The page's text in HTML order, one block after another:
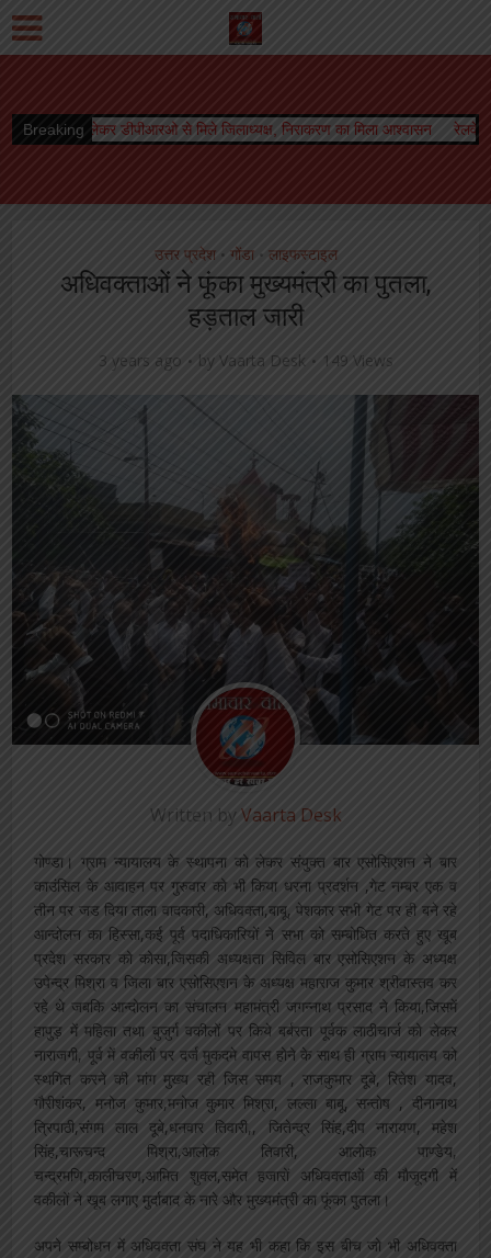
Breaking
से मिले जिलाध्यक्ष, निराकरण का मिला आश्वासन रेलवे बोर्ड अध्यक्ष को मिला
उत्तर प्रदेश • गोंडा • लाइफस्टाइल
अधिवक्ताओं ने फूंका मुख्यमंत्री का पुतला,
हड़ताल जारी
3 years ago by Vaarta Desk 149 Views
Written byVaarta Desk
गोण्डा। ग्राम न्यायालय के स्थापना को लेकर संयुक्त बार एसोसिएशन ने बार
काउंसिल के आवाहन पर गुरुवार को भी किया धरना प्रदर्शन ,गेट नम्बर एक व
तीन पर जड दिया ताला वादकारी, अधिवक्ता,बाबू, पेशकार सभी गेट पर ही बने रहे
आन्दोलन का हिस्सा,कई पूर्व पदाधिकारियों ने सभा को सम्बोधित करते हुए खूब
प्रदेश सरकार को कोसा,जिसकी अध्यक्षता सिविल बार एसोसिएशन के अध्यक्ष
उपेन्द्र मिश्रा व जिला बार एसोसिएशन के अध्यक्ष महाराज कुमार श्रीवास्तव कर
रहे थे जबकि आन्दोलन का संचालन महामंत्री जगन्नाथ प्रसाद ने किया,जिसमें
हापुड़ में महिला तथा बुजुर्ग वकीलों पर किये बर्बरता पूर्वक लाठीचार्ज को लेकर
नाराजगी, पूर्व में वकीलों पर दर्ज मुकदमे वापस होने के साथ ही ग्राम न्यायालय को
स्थगित करने की मांग मुख्य रही जिस समय , राजकुमार दूबे, रितेश यादव,
गौरीशंकर, मनोज कुमार,मनोज कुमार मिश्रा, लल्ला बाबू, सन्तोष , दीनानाथ
त्रिपाठी,संगम लाल दूबे,धनवार तिवारी,, जितेन्द्र सिंह,दीप नारायण, महेश
सिंह,चारूचन्द मिश्रा,आलोक तिवारी, आलोक पाण्डेय,
चन्द्रमणि,कालीचरण,आमित शुक्ल,समेत हजारों अधिवक्ताओं की मौजूदगी में
वकीलों ने खूब लगाए मुर्दाबाद के नारे और मुख्यमंत्री का फूंका पुतला।
अपने सम्बोधन में अधिवक्ता संघ ने यह भी कहा कि इस बीच जो भी अधिवक्ता